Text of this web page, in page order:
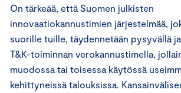
On tärkeää, että Suomen julkisten
innovaatiokannustimien järjestelmää,
suorille tuille, täydennetään pysyvällä
T&K-toiminnan verokannustimella,
muodossa tai toisessa käytössä
kehittyneissä talouksissa.